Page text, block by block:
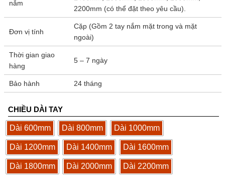
nắm
2200mm (có thể đặt theo yêu cầu).
Đơn vị tính
Cặp (Gồm 2 tay nắm mặt trong và mặt
ngoài)
Thời gian giao
hàng
5 – 7 ngày
Bảo hành 24 tháng
CHIỀU DÀI TAY
Dài 600mm Dài 800mm Dài 1000mm
Dài 1200mm Dài 1400mm Dài 1600mm
Dài 1800mm Dài 2000mm Dài 2200mm